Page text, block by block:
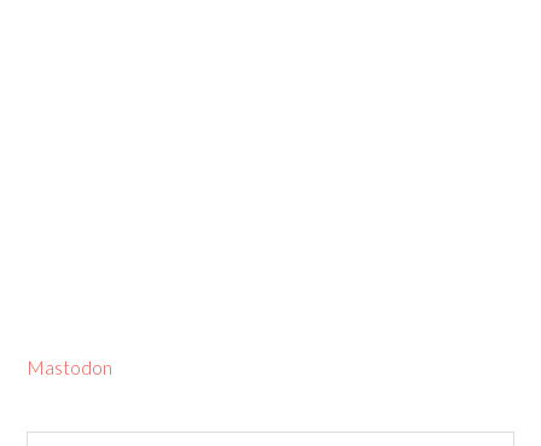
Mastodon